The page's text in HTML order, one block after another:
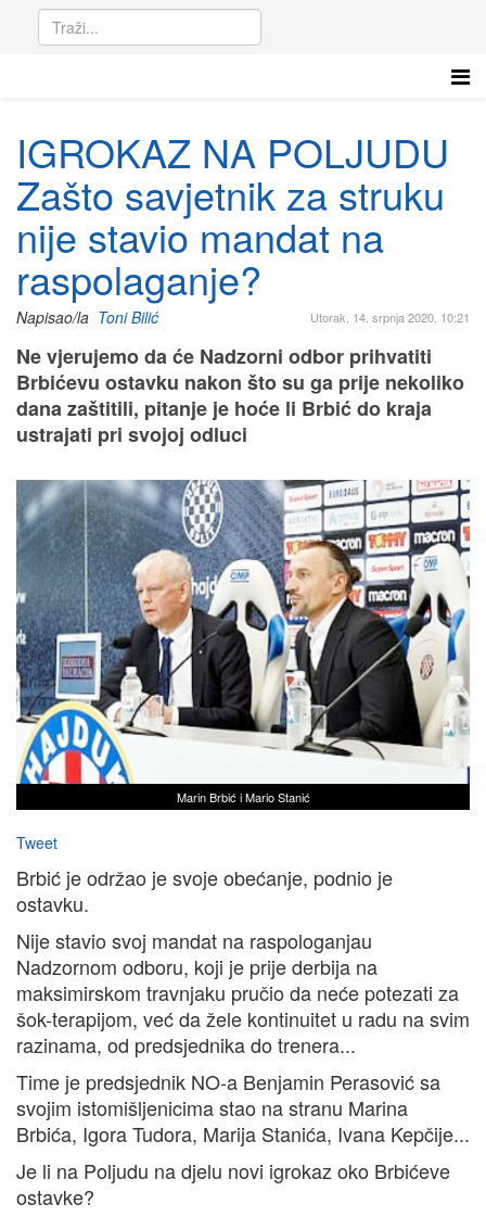
IGROKAZ NA POLJUDU
Zašto savjetnik za struku
nije stavio mandat na
raspolaganje?
Utorak, 14. srpnja 2020. 10:21
Napisao/la Toni Bilić
Ne vjerujemo da će Nadzorni odbor prihvatiti
Brbićevu ostavku nakon što su ga prije nekoliko
dana zaštitili, pitanje je hoće li Brbić do kraja
ustrajati pri svojoj odluci
Marin Brbić i Mario Stanić
Tweet
Brbić je održao je svoje obećanje, podnio je
ostavku.
Nije stavio svoj mandat na raspologanjau
Nadzornom odboru, koji je prije derbija na
maksimirskom travnjaku pručio da neće potezati za
šok-terapijom, već da žele kontinuitet u radu na svim
razinama, od predsjednika do trenera...
Time je predsjednik NO-a Benjamin Perasović sa
svojim istomišljenicima stao na stranu Marina
Brbića, Igora Tudora, Marija Stanića, Ivana Kepčije...
Je li na Poljudu na djelu novi igrokaz oko Brbićeve
ostavke?